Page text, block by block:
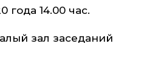
года 14.00 час.
зал заседаний